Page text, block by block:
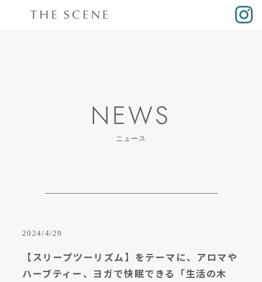
NEWS
ニュース
2024/4/29
【スリープツーリズム】をテーマに、アロマや
ハーブティー、ヨガで快眠できる「生活の木